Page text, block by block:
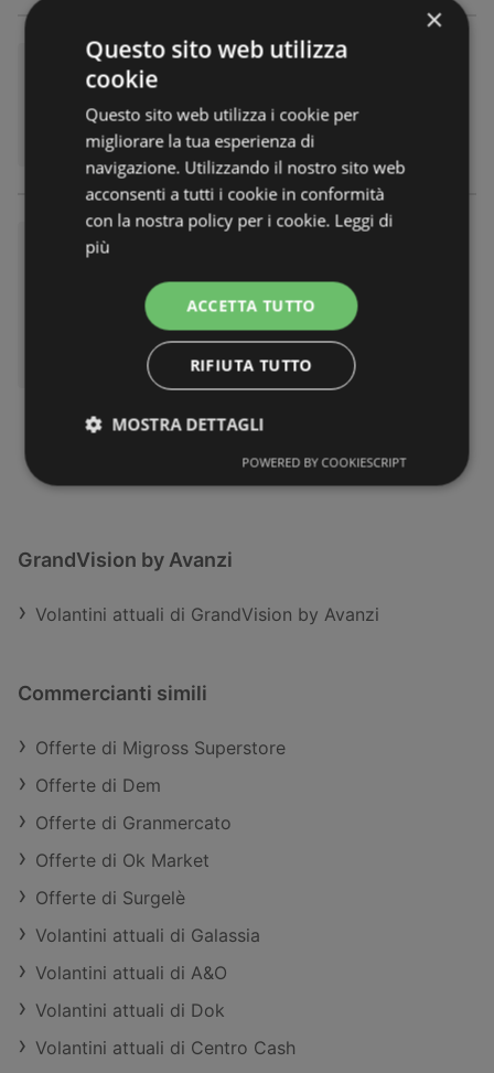
Black Friday
Scaduto il: 30.11.2025
Scaduto il: 30.09.2025
GrandVision by Avanzi
Volantini attuali di GrandVision by Avanzi
Commercianti simili
Offerte di Migross Superstore
Offerte di Dem
Offerte di Granmercato
Offerte di Ok Market
Offerte di Surgelè
Volantini attuali di Galassia
Volantini attuali di A&O
Volantini attuali di Dok
Volantini attuali di Centro Cash
×
Questo sito web utilizza
cookie
Questo sito web utilizza i cookie per
migliorare la tua esperienza di
navigazione. Utilizzando il nostro sito web
acconsenti a tutti i cookie in conformità
con la nostra policy per i cookie. Leggi di
più
ACCETTA TUTTO
RIFIUTA TUTTO
MOSTRA DETTAGLI
POWERED BY COOKIESCRIPT